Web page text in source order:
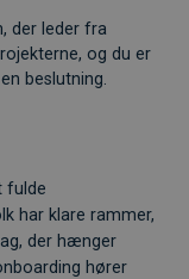
der leder fra
og du er
beslutning.
fulde
har klare rammer,
der hænger
hører